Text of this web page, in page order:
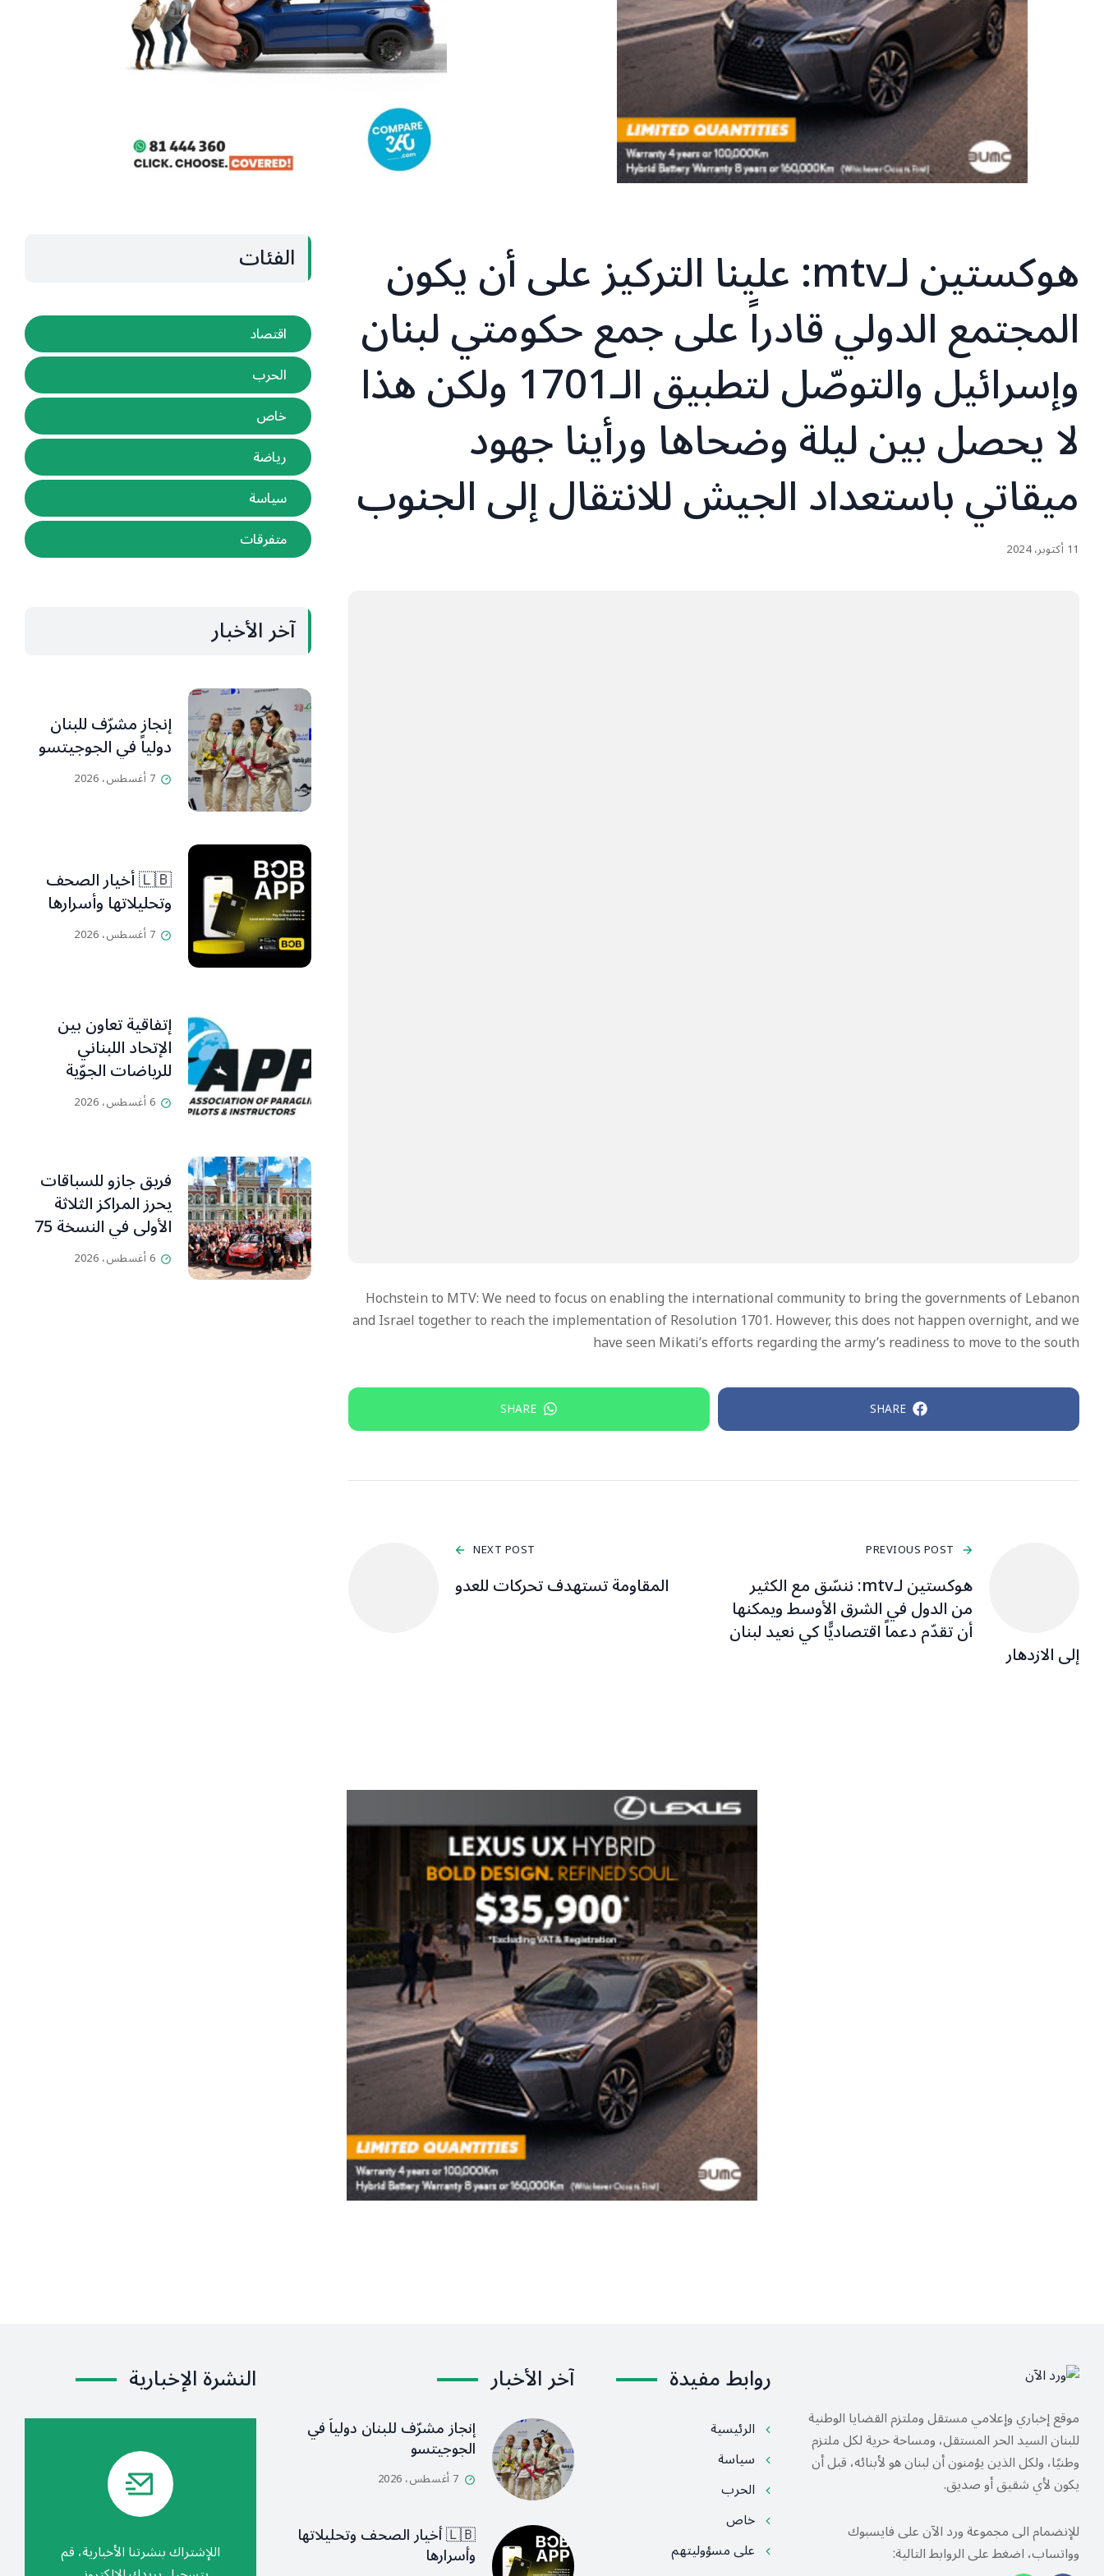
هوكستين لـmtv: علينا التركيز على أن يكون
المجتمع الدولي قادراً على جمع حكومتي لبنان
وإسرائيل والتوصّل لتطبيق الـ1701 ولكن هذا
لا يحصل بين ليلة وضحاها ورأينا جهود
ميقاتي باستعداد الجيش للانتقال إلى الجنوب
11 أكتوبر، 2024
Hochstein to MTV: We need to focus on enabling the international community to bring the governments of Lebanon
and Israel together to reach the implementation of Resolution 1701. However, this does not happen overnight, and we
have seen Mikati’s efforts regarding the army’s readiness to move to the south
SHARE
SHARE
PREVIOUS POST
هوكستين لـmtv: ننسّق مع الكثير
من الدول في الشرق الأوسط ويمكنها
أن تقدّم دعماً اقتصاديًّا كي نعيد لبنان
إلى الازدهار
NEXT POST
المقاومة تستهدف تحركات للعدو
الفئات
اقتصاد
الحرب
خاص
رياضة
سياسة
متفرقات
آخر الأخبار
إنجاز مشرّف للبنان
دولياً في الجوجيتسو
7 أغسطس، 2026
🇱🇧 أخيار الصحف
وتحليلاتها وأسرارها
7 أغسطس، 2026
إتفاقية تعاون بين
الإتحاد اللبناني
للرياضات الجوّية
وجمعية طيّاري
ومدرّبي الطيران
6 أغسطس، 2026
فريق جازو للسباقات
يحرز المراكز الثلاثة
الأولى في النسخة 75
من رالي فنلندا
6 أغسطس، 2026
موقع إخباري وإعلامي مستقل وملتزم القضايا الوطنية
للبنان السيد الحر المستقل، ومساحة حرية لكل ملتزم
وطنيًا، ولكل الذين يؤمنون أن لبنان هو لأبنائه، قبل أن
يكون لأي شقيق أو صديق.
للإنضمام الى مجموعة ورد الآن على فايسبوك
وواتساب، اضغط على الروابط التالية:
روابط مفيدة
الرئيسية
سياسة
الحرب
خاص
على مسؤوليتهم
آخر الأخبار
إنجاز مشرّف للبنان دولياً في
الجوجيتسو
7 أغسطس، 2026
🇱🇧 أخيار الصحف وتحليلاتها
وأسرارها
النشرة الإخبارية
اللإشتراك بنشرتنا الأخبارية، قم